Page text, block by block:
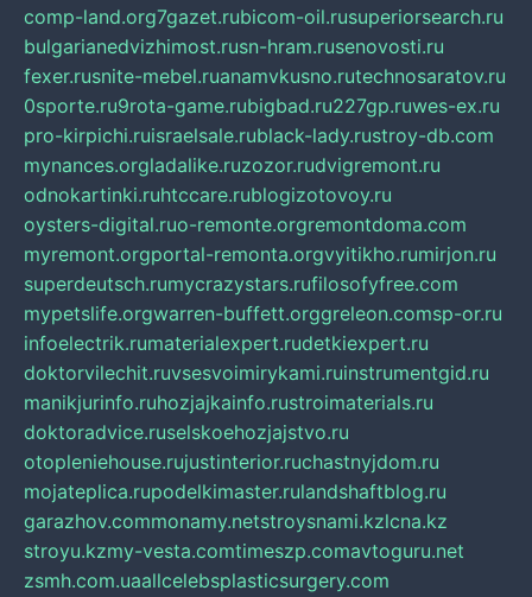
comp-land.org7gazet.rubicom-oil.rusuperiorsearch.ru
bulgarianedvizhimost.rusn-hram.rusenovosti.ru
fexer.rusnite-mebel.ruanamvkusno.rutechnosaratov.ru
0sporte.ru9rota-game.rubigbad.ru227gp.ruwes-ex.ru
pro-kirpichi.ruisraelsale.rublack-lady.rustroy-db.com
mynances.orgladalike.ruzozor.rudvigremont.ru
odnokartinki.ruhtccare.rublogizotovoy.ru
oysters-digital.ruo-remonte.orgremontdoma.com
myremont.orgportal-remonta.orgvyitikho.rumirjon.ru
superdeutsch.rumycrazystars.rufilosofyfree.com
mypetslife.orgwarren-buffett.orggreleon.comsp-or.ru
infoelectrik.rumaterialexpert.rudetkiexpert.ru
doktorvilechit.ruvsesvoimirykami.ruinstrumentgid.ru
manikjurinfo.ruhozjajkainfo.rustroimaterials.ru
doktoradvice.ruselskoehozjajstvo.ru
otopleniehouse.rujustinterior.ruchastnyjdom.ru
mojateplica.rupodelkimaster.rulandshaftblog.ru
garazhov.commonamy.netstroysnami.kzlcna.kz
stroyu.kzmy-vesta.comtimeszp.comavtoguru.net
zsmh.com.uaallcelebsplasticsurgery.com